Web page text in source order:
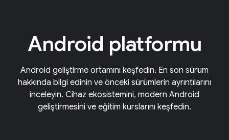
Android platformu
Android geliştirme ortamını keşfedin. En son sürüm
hakkında bilgi edinin ve önceki sürümlerin ayrıntılarını
inceleyin. Cihaz ekosistemini, modern Android
geliştirmesini ve eğitim kurslarını keşfedin.